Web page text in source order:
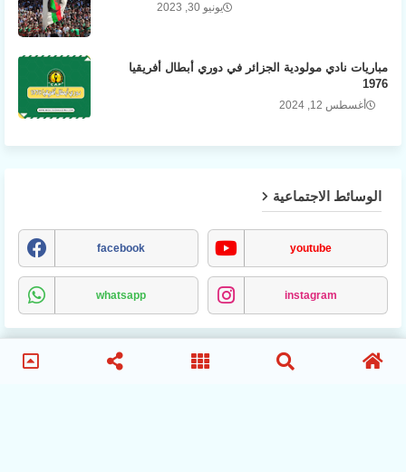
يونيو 30, 2023
مباريات نادي مولودية الجزائر في دوري أبطال أفريقيا
1976
أغسطس 12, 2024
الوسائط الاجتماعية
facebook youtube
whatsapp instagram